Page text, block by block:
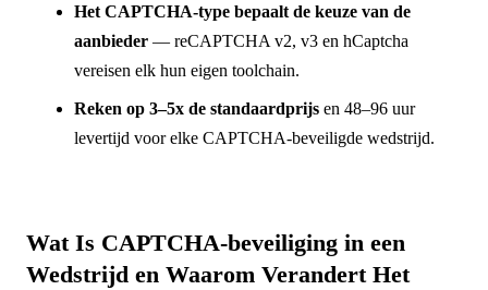
Het CAPTCHA-type bepaalt de keuze van de
aanbieder — reCAPTCHA v2, v3 en hCaptcha
vereisen elk hun eigen toolchain.
Reken op 3–5x de standaardprijs en 48–96 uur
levertijd voor elke CAPTCHA-beveiligde wedstrijd.
Wat Is CAPTCHA-beveiliging in een
Wedstrijd en Waarom Verandert Het